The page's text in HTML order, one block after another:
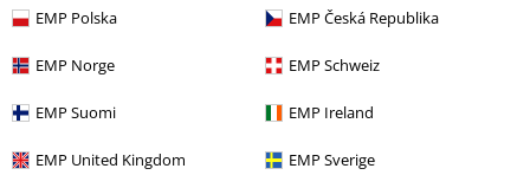
EMP Polska EMP Česká Republika
EMP Norge EMP Schweiz
EMP Suomi EMP Ireland
EMP United Kingdom EMP Sverige
Algemene maat info
Annuleer mijn BSC-lidmaatschap
Betaalmethodes